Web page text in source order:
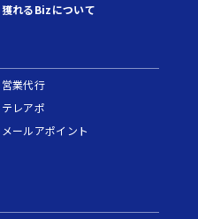
獲れるBizについて
営業代行
テレアポ
メールアポイント